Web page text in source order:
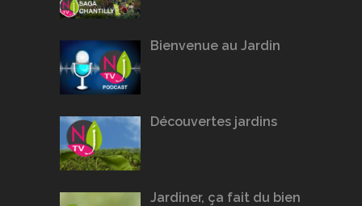
Bienvenue au Jardin
Découvertes jardins
Jardiner, ça fait du bien